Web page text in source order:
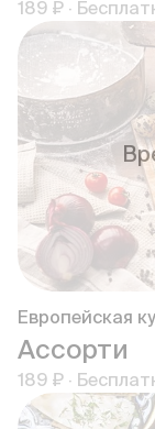
189 ₽ ·
Европейская
Ассорти
189 ₽ ·